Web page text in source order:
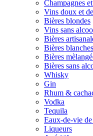
Champagnes
Vins doux et
Bières blondes
Vins sans
Bières
Bières blanches
Bières
Bières sans
Whisky
Gin
Rhum &
Vodka
Tequila
Eaux-de-vie
Liqueurs